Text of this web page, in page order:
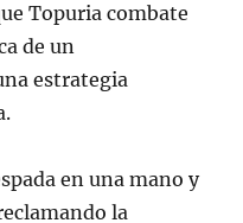
Topuria combate
de un
estrategia
en una mano y
la